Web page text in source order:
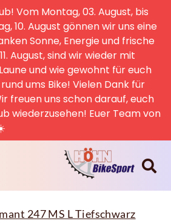
Vom Montag, 03. August, bis
10. August gönnen wir uns eine
Sonne, Energie und frische
August, sind wir wieder mit
und wie gewohnt für euch
ums Bike! Vielen Dank für
freuen uns schon darauf, euch
wiederzusehen! Euer Team von
247 MS L Tiefschwarz